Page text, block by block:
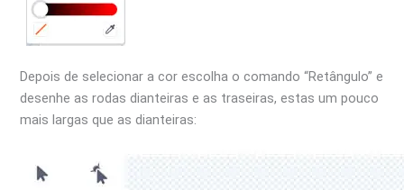
Depois de selecionar a cor escolha o comando “Retângulo” e
desenhe as rodas dianteiras e as traseiras, estas um pouco
mais largas que as dianteiras: